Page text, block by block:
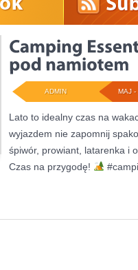
MAJ -
ADMIN
Lato to idealny czas na
wyjazdem nie zapomnij
śpiwór, prowiant, latarenka i
Czas na przygodę!